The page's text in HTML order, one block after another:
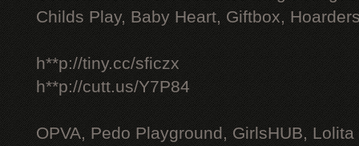
Childs Play, Baby Heart, Giftbox,
h**p://tiny.cc/sficzx
h**p://cutt.us/Y7P84
OPVA, Pedo Playground, GirlsHUB, Lolita